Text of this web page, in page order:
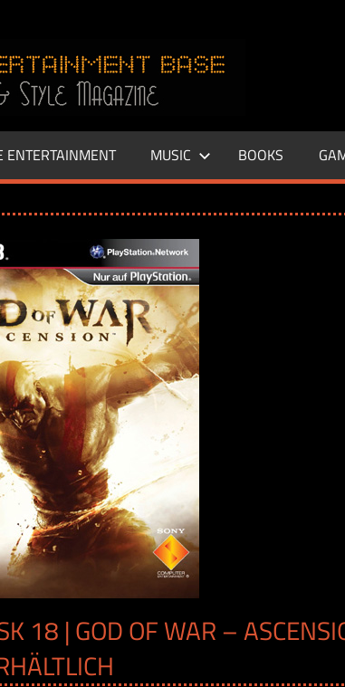
–
LIFE
ENTERTAINMENT MUSIC BOOKS
18 | GOD OF WAR –